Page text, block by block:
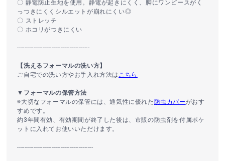
〇 静電防止生地を使用。静電が起きにくく、脚にワンピースがく
っつきにくくシルエットが崩れにくい◎
〇 ストレッチ
〇 ホコリがつきにくい
----------------------------------------
【洗えるフォーマルの洗い方】
ご自宅での洗い方やお手入れ方法は こちら
▼フォーマルの保管方法
※大切なフォーマルの保管には、通気性に優れた 防虫カバーがおす
すめです。
約3年間有効、有効期間が終了した後は、市販の防虫剤を付属ポケ
ットに入れてお使いいただけます。
------------------------------------------